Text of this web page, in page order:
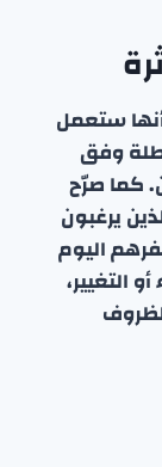
ستعمل
وفق
كما صرّح
يرغبون
اليوم
التغيير،